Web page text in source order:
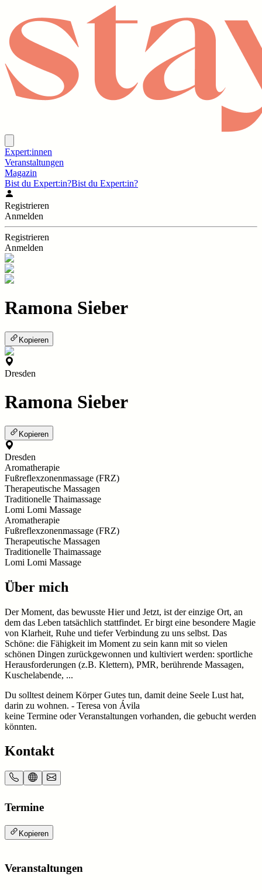
Expert:innen
Veranstaltungen
Magazin
Bist du Expert:in?Bist du Expert:in?
Registrieren
Anmelden
Registrieren
Anmelden
Ramona Sieber
Kopieren
Dresden
Ramona Sieber
Kopieren
Dresden
Aromatherapie
Fußreflexzonenmassage (FRZ)
Therapeutische Massagen
Traditionelle Thaimassage
Lomi Lomi Massage
Aromatherapie
Fußreflexzonenmassage (FRZ)
Therapeutische Massagen
Traditionelle Thaimassage
Lomi Lomi Massage
Über mich
Der Moment, das bewusste Hier und Jetzt, ist der einzige Ort, an
dem das Leben tatsächlich stattfindet. Er birgt eine besondere Magie
von Klarheit, Ruhe und tiefer Verbindung zu uns selbst. Das
Schöne: die Fähigkeit im Moment zu sein kann mit so vielen
schönen Dingen zurückgewonnen und kultiviert werden: sportliche
Herausforderungen (z.B. Klettern), PMR, berührende Massagen,
Kuschelabende, ...
Du solltest deinem Körper Gutes tun, damit deine Seele Lust hat,
darin zu wohnen. - Teresa von Ávila
keine Termine oder Veranstaltungen vorhanden, die gebucht werden
könnten.
Kontakt
Termine
Kopieren
Veranstaltungen